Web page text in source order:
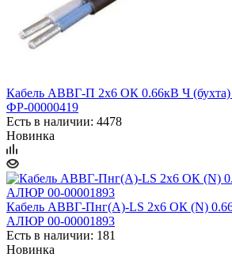
Кабель АВВГ-П 2х6 ОК 0.66кВ Ч
ФР-00000419
Есть в наличии: 4478
Новинка
Кабель АВВГ-Пнг(А)-LS 2х6 ОК (N)
АЛЮР 00-00001893
Есть в наличии: 181
Новинка